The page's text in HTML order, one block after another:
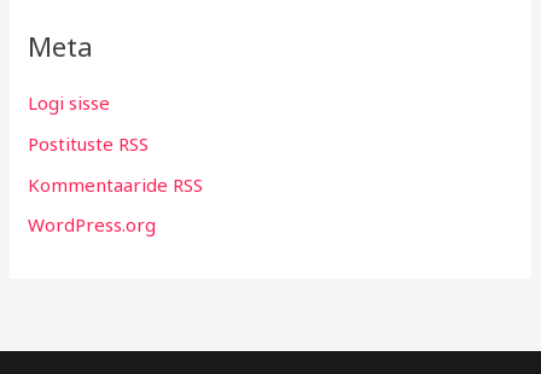
Meta
Logi sisse
Postituste RSS
Kommentaaride RSS
WordPress.org